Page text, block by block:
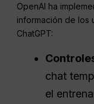
OpenAI ha
información de los
ChatGPT:
chat
el